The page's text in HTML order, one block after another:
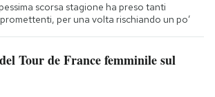
scorsa stagione ha preso tanti
per una volta rischiando un po’
Tour de France femminile sul